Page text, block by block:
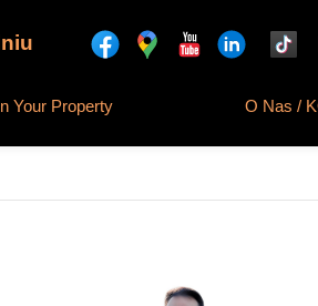
Your Property O Nas /